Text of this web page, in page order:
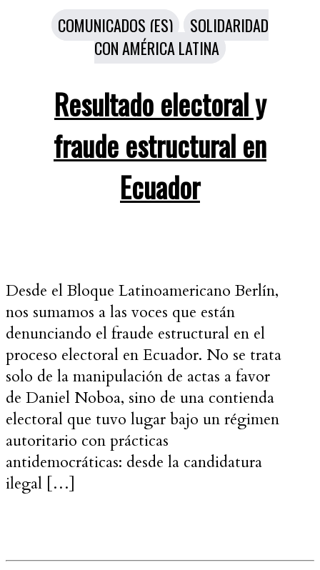
Categorías
COMUNICADOS (ES)
SOLIDARIDAD
CON AMÉRICA LATINA
Resultado electoral y
fraude estructural en
Ecuador
Desde el Bloque Latinoamericano Berlín,
nos sumamos a las voces que están
denunciando el fraude estructural en el
proceso electoral en Ecuador. No se trata
solo de la manipulación de actas a favor
de Daniel Noboa, sino de una contienda
electoral que tuvo lugar bajo un régimen
autoritario con prácticas
antidemocráticas: desde la candidatura
ilegal […]